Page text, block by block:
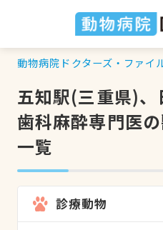
動物病院ドクターズ・ファイ
五知駅(三重県)
歯科麻酔専門医
一覧
診療動物